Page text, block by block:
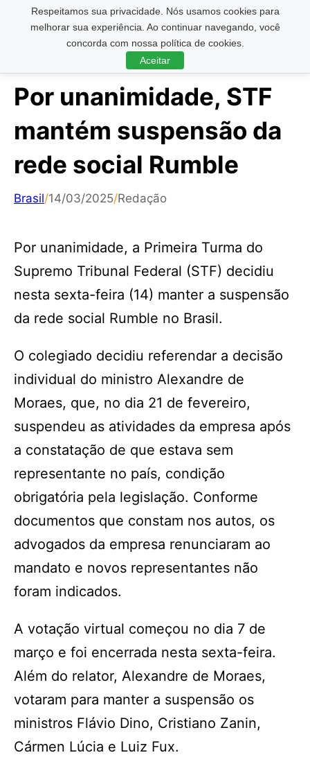
Respeitamos sua privacidade. Nós usamos cookies para
melhorar sua experiência. Ao continuar navegando, você
concorda com nossa política de cookies.
Aceitar
Pesquisar ...
Por unanimidade, STF
mantém suspensão da
rede social Rumble
Brasil/14/03/2025/Redação
Por unanimidade, a Primeira Turma do
Supremo Tribunal Federal (STF) decidiu
nesta sexta-feira (14) manter a suspensão
da rede social Rumble no Brasil.
O colegiado decidiu referendar a decisão
individual do ministro Alexandre de
Moraes, que, no dia 21 de fevereiro,
suspendeu as atividades da empresa após
a constatação de que estava sem
representante no país, condição
obrigatória pela legislação. Conforme
documentos que constam nos autos, os
advogados da empresa renunciaram ao
mandato e novos representantes não
foram indicados.
A votação virtual começou no dia 7 de
março e foi encerrada nesta sexta-feira.
Além do relator, Alexandre de Moraes,
votaram para manter a suspensão os
ministros Flávio Dino, Cristiano Zanin,
Cármen Lúcia e Luiz Fux.